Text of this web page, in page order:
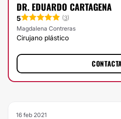
DR. EDUARDO CARTAGENA
5 (3)
Magdalena Contreras
Cirujano plástico
16 feb 2021